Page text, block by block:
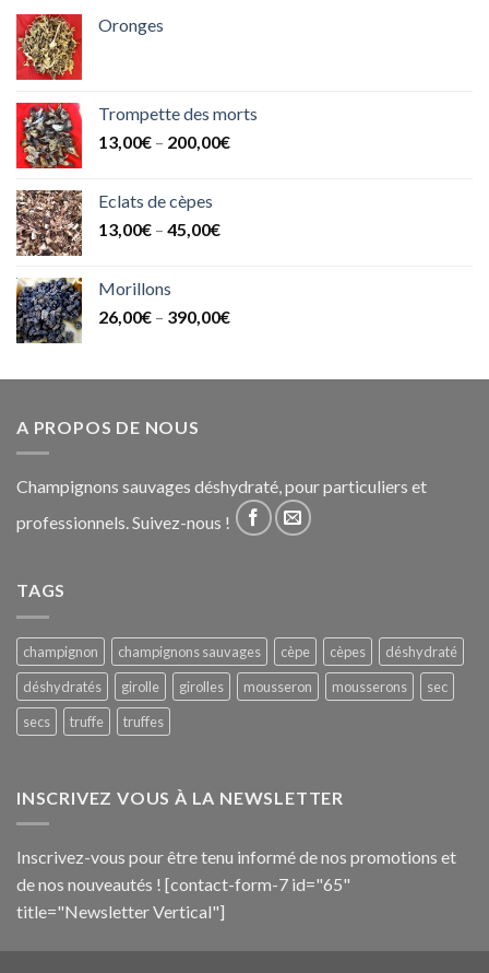
Oronges
Trompette des morts
13,00€ – 200,00€
Eclats de cèpes
13,00€ – 45,00€
Morillons
26,00€ – 390,00€
A PROPOS DE NOUS
Champignons sauvages déshydraté, pour particuliers et
professionnels. Suivez-nous !
TAGS
champignon champignons sauvages cèpe cèpes
déshydraté
déshydratés
girolle girolles mousseron mousserons
sec
secs
truffe truffes
INSCRIVEZ VOUS À LA NEWSLETTER
Inscrivez-vous pour être tenu informé de nos promotions et
de nos nouveautés ! [contact-form-7 id="65"
title="Newsletter Vertical"]